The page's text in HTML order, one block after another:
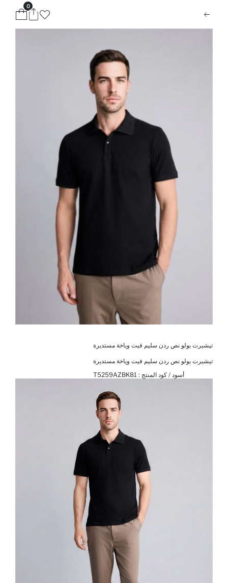
0
تيشيرت بولو نص ردن سليم فيت وياخة مستديرة
تيشيرت بولو نص ردن سليم فيت وياخة مستديرة
أسود / كود المنتج : T5259AZBK81